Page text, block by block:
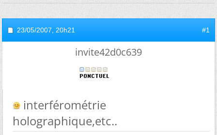
23/05/2007, 20h21 #1
invite42d0c639
interférométrie
holographique,etc..